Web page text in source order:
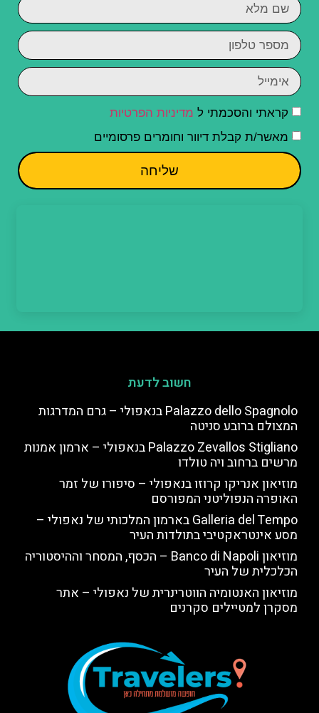
קראתי והסכמתי ל מדיניות הפרטיות
מאשר/ת קבלת דיוור וחומרים פרסומיים
שליחה
חשוב לדעת
Palazzo dello Spagnolo בנאפולי – גרם המדרגות
המצולם ברובע סניטה
Palazzo Zevallos Stigliano בנאפולי – ארמון אמנות
מרשים ברחוב ויה טולדו
מוזיאון אנריקו קרוזו בנאפולי – סיפורו של זמר
האופרה הנפוליטני המפורסם
Galleria del Tempo בארמון המלכותי של נאפולי –
מסע אינטראקטיבי בתולדות העיר
מוזיאון Banco di Napoli – הכסף, המסחר וההיסטוריה
הכלכלית של העיר
מוזיאון האנטומיה הווטרינרית של נאפולי – אתר
מסקרן למטיילים סקרנים